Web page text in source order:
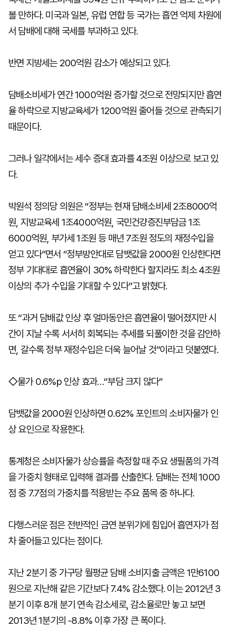
볼 만하다. 미국과 일본, 유럽 연합 등 국가는 흡연 억제 차원에
서 담배에 대해 국세를 부과하고 있다.
반면 지방세는 200억원 감소가 예상되고 있다.
담배소비세가 연간 1000억원 증가할 것으로 전망되지만 흡연
율 하락으로 지방교육세가 1200억원 줄어들 것으로 관측되기
때문이다.
그러나 일각에서는 세수 증대 효과를 4조원 이상으로 보고 있
다.
박원석 정의당 의원은 “정부는 현재 담배소비세 2조8000억
원, 지방교육세 1조4000억원, 국민건걍증진부담금 1조
6000억원, 부가세 1조원 등 매년 7조원 정도의 재정수입을
얻고 있다”면서 “정부방안대로 담뱃값을 2000원 인상한다면
정부 기대대로 흡연율이 30% 하락한다 할지라도 최소 4조원
이상의 추가 수입을 기대할 수 있다”고 밝혔다.
또 “과거 담배값 인상 후 얼마동안은 흡연율이 떨어졌지만 시
간이 지날 수록 서서히 회복되는 추세를 되풀이한 것을 감안하
면, 갈수록 정부 재정수입은 더욱 늘어날 것”이라고 덧붙였다.
◇물가 0.6%p 인상 효과…“부담 크지 않다”
담뱃값을 2000원 인상하면 0.62% 포인트의 소비자물가 인
상 요인으로 작용한다.
통계청은 소비자물가 상승률을 측정할 때 주요 생필품의 가격
을 가중치 형태로 입력해 결과를 산출한다. 담배는 전체 1000
점 중 7.7점의 가중치를 적용받는 주요 품목 중 하나다.
다행스러운 점은 전반적인 금연 분위기에 힘입어 흡연자가 점
차 줄어들고 있다는 점이다.
지난 2분기 중 가구당 월평균 담배 소비지출 금액은 1만6100
원으로 지난해 같은 기간보다 7.4% 감소했다. 이는 2012년 3
분기 이후 8개 분기 연속 감소세로, 감소율로만 놓고 보면
2013년 1분기의 -8.8% 이후 가장 큰 폭이다.